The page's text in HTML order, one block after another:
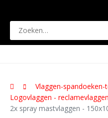
Vlaggen-
Logovlaggen - reclamevlaggen
2x spray mastvlaggen -